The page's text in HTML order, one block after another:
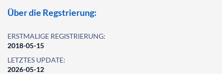
Über die Regstrierung:
ERSTMALIGE REGISTRIERUNG:
2018-05-15
LETZTES UPDATE:
2026-05-12